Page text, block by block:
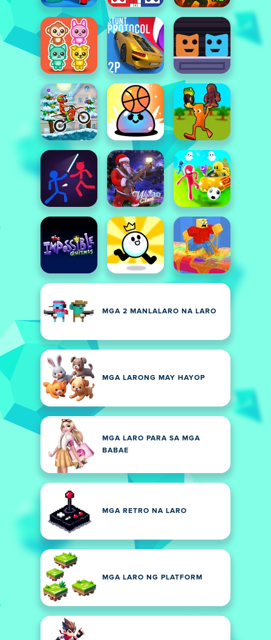
MGA 2 MANLALARO NA LARO
MGA LARONG MAY HAYOP
MGA LARO PARA SA MGA
BABAE
MGA RETRO NA LARO
MGA LARO NG PLATFORM